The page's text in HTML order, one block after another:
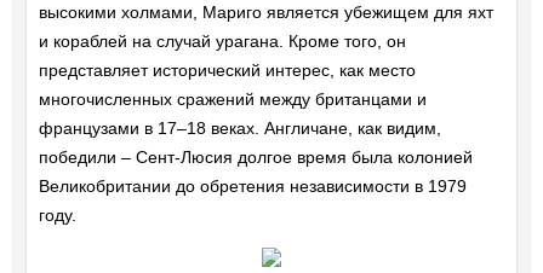
высокими холмами, Мариго является убежищем для яхт
и кораблей на случай урагана. Кроме того, он
представляет исторический интерес, как место
многочисленных сражений между британцами и
французами в 17–18 веках. Англичане, как видим,
победили – Сент-Люсия долгое время была колонией
Великобритании до обретения независимости в 1979
году.